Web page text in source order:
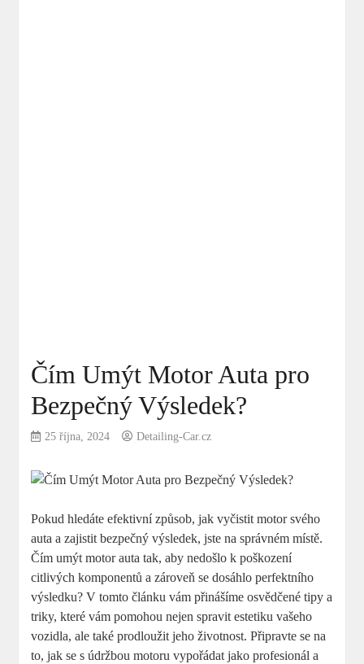
Čím Umýt Motor Auta pro
Bezpečný Výsledek?
25 října, 2024 Detailing-Car.cz
Pokud⁤ hledáte ⁢efektivní způsob, ‍jak⁢ vyčistit⁤ motor svého
auta a zajistit‌ bezpečný výsledek, ⁢jste na správném místě.
Čím umýt⁢ motor auta tak, aby nedošlo k poškození
citlivých komponentů a zároveň‍ se ⁢dosáhlo ‍perfektního
výsledku? V⁤ tomto článku vám přinášíme osvědčené‍ tipy a
triky, ‌které vám pomohou​ nejen spravit estetiku vašeho ​
vozidla, ale ‌také prodloužit jeho⁢ životnost.⁣ Připravte se ​na
to, jak ‍se ⁢s údržbou ​motoru vypořádat jako profesionál a